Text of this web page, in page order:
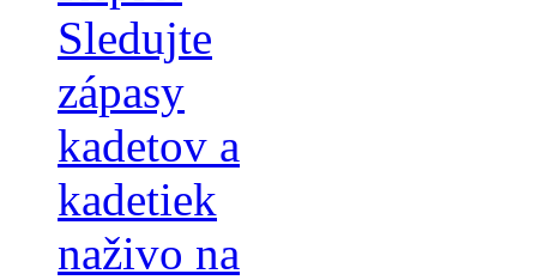
Sledujte
zápasy
kadetov a
kadetiek
naživo na